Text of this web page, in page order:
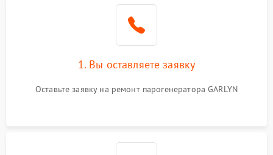
1. Вы оставляете заявку
Оставьте заявку на ремонт парогенератора GARLYN